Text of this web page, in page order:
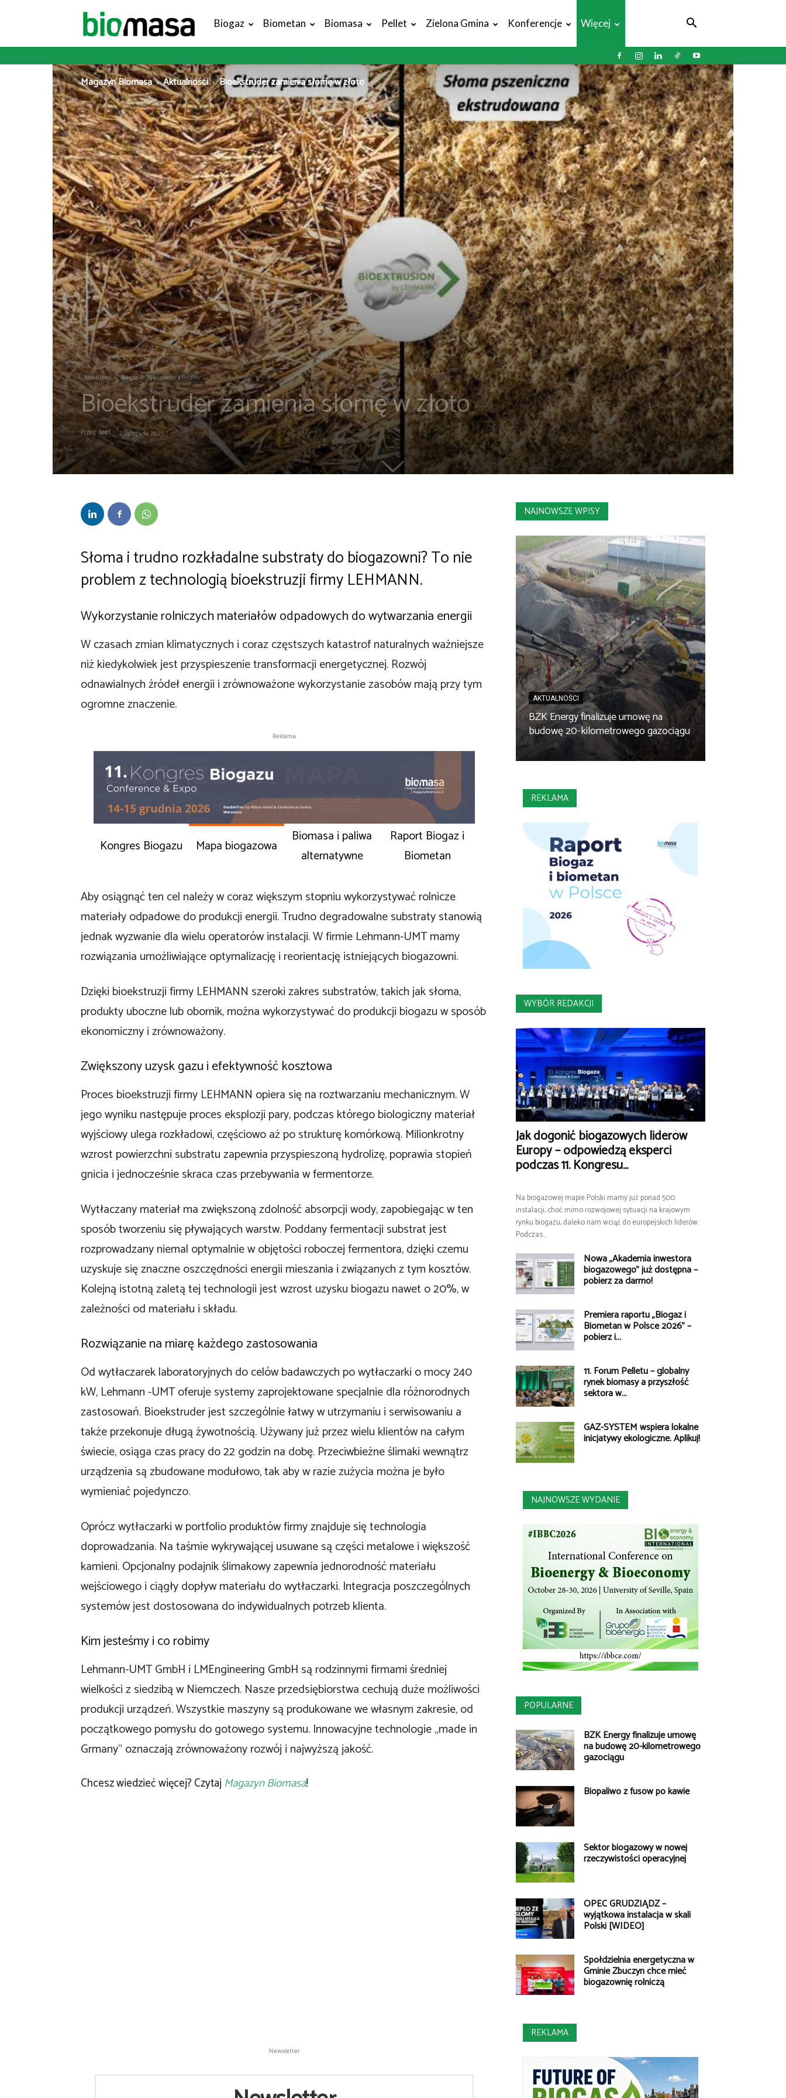
Magazyn
Biomasa
Biogaz Biometan Biomasa Pellet Zielona Gmina Konferencje Więcej
Magazyn Biomasa Aktualności Bioekstruder zamienia słomę w złoto
Aktualności Biogaz Wiadomości z Polski
Bioekstruder zamienia słomę w złoto
Przez kaef- 7 listopada 2023
Słoma i trudno rozkładalne substraty do biogazowni? To nie
problem z technologią bioekstruzji firmy LEHMANN.
Wykorzystanie rolniczych materiałów odpadowych do wytwarzania energii
W czasach zmian klimatycznych i coraz częstszych katastrof naturalnych ważniejsze
niż kiedykolwiek jest przyspieszenie transformacji energetycznej. Rozwój
odnawialnych źródeł energii i zrównoważone wykorzystanie zasobów mają przy tym
ogromne znaczenie.
Reklama
Kongres Biogazu Mapa biogazowa
Biomasa i paliwa
alternatywne
Raport Biogaz i
Biometan
Aby osiągnąć ten cel należy w coraz większym stopniu wykorzystywać rolnicze
materiały odpadowe do produkcji energii. Trudno degradowalne substraty stanowią
jednak wyzwanie dla wielu operatorów instalacji. W firmie Lehmann-UMT mamy
rozwiązania umożliwiające optymalizację i reorientację istniejących biogazowni.
Dzięki bioekstruzji firmy LEHMANN szeroki zakres substratów, takich jak słoma,
produkty uboczne lub obornik, można wykorzystywać do produkcji biogazu w sposób
ekonomiczny i zrównoważony.
Zwiększony uzysk gazu i efektywność kosztowa
Proces bioekstruzji firmy LEHMANN opiera się na roztwarzaniu mechanicznym. W
jego wyniku następuje proces eksplozji pary, podczas którego biologiczny materiał
wyjściowy ulega rozkładowi, częściowo aż po strukturę komórkową. Milionkrotny
wzrost powierzchni substratu zapewnia przyspieszoną hydrolizę, poprawia stopień
gnicia i jednocześnie skraca czas przebywania w fermentorze.
Wytłaczany materiał ma zwiększoną zdolność absorpcji wody, zapobiegając w ten
sposób tworzeniu się pływających warstw. Poddany fermentacji substrat jest
rozprowadzany niemal optymalnie w objętości roboczej fermentora, dzięki czemu
uzyskuje się znaczne oszczędności energii mieszania i związanych z tym kosztów.
Kolejną istotną zaletą tej technologii jest wzrost uzysku biogazu nawet o 20%, w
zależności od materiału i składu.
Rozwiązanie na miarę każdego zastosowania
Od wytłaczarek laboratoryjnych do celów badawczych po wytłaczarki o mocy 240
kW, Lehmann -UMT oferuje systemy zaprojektowane specjalnie dla różnorodnych
zastosowań. Bioekstruder jest szczególnie łatwy w utrzymaniu i serwisowaniu a
także przekonuje długą żywotnością. Używany już przez wielu klientów na całym
świecie, osiąga czas pracy do 22 godzin na dobę. Przeciwbieżne ślimaki wewnątrz
urządzenia są zbudowane modułowo, tak aby w razie zużycia można je było
wymieniać pojedynczo.
Oprócz wytłaczarki w portfolio produktów firmy znajduje się technologia
doprowadzania. Na taśmie wykrywającej usuwane są części metalowe i większość
kamieni. Opcjonalny podajnik ślimakowy zapewnia jednorodność materiału
wejściowego i ciągły dopływ materiału do wytłaczarki. Integracja poszczególnych
systemów jest dostosowana do indywidualnych potrzeb klienta.
Kim jesteśmy i co robimy
Lehmann-UMT GmbH i LMEngineering GmbH są rodzinnymi firmami średniej
wielkości z siedzibą w Niemczech. Nasze przedsiębiorstwa cechują duże możliwości
produkcji urządzeń. Wszystkie maszyny są produkowane we własnym zakresie, od
początkowego pomysłu do gotowego systemu. Innowacyjne technologie „made in
Grmany” oznaczają zrównoważony rozwój i najwyższą jakość.
Chcesz wiedzieć więcej? Czytaj Magazyn Biomasa!
Newsletter
NAJNOWSZE WPISY
AKTUALNOŚCI
BZK Energy finalizuje umowę na
budowę 20-kilometrowego gazociągu
REKLAMA
WYBÓR REDAKCJI
Jak dogonić biogazowych liderów
Europy – odpowiedzą eksperci
podczas 11. Kongresu...
Na biogazowej mapie Polski mamy już ponad 500
instalacji, choć mimo rozwojowej sytuacji na krajowym
rynku biogazu, daleko nam wciąż do europejskich liderów.
Podczas...
Nowa „Akademia inwestora
biogazowego” już dostępna –
pobierz za darmo!
Premiera raportu „Biogaz i
Biometan w Polsce 2026” –
pobierz i...
11. Forum Pelletu – globalny
rynek biomasy a przyszłość
sektora w...
GAZ-SYSTEM wspiera lokalne
inicjatywy ekologiczne. Aplikuj!
NAJNOWSZE WYDANIE
POPULARNE
BZK Energy finalizuje umowę
na budowę 20-kilometrowego
gazociągu
Biopaliwo z fusów po kawie
Sektor biogazowy w nowej
rzeczywistości operacyjnej
OPEC GRUDZIĄDZ –
wyjątkowa instalacja w skali
Polski [WIDEO]
Spółdzielnia energetyczna w
Gminie Zbuczyn chce mieć
biogazownię rolniczą
REKLAMA